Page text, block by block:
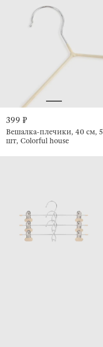
399 ₽
Вешалка-плечики, 40 см, 5
шт, Colorful house